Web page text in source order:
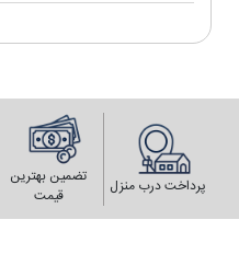
پرداخت درب منزل
تضمین بهترین
قیمت